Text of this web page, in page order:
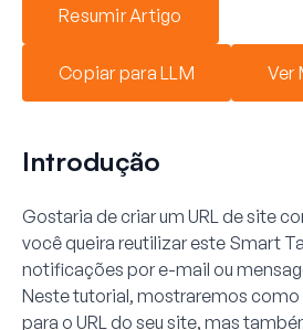
Resumir Artigo
Copiar para LLM Ver
Introdução
Gostaria de criar um URL de site
você queira reutilizar este Smart
notificações por e-mail ou
Neste tutorial, mostraremos como
para o URL do seu site, mas